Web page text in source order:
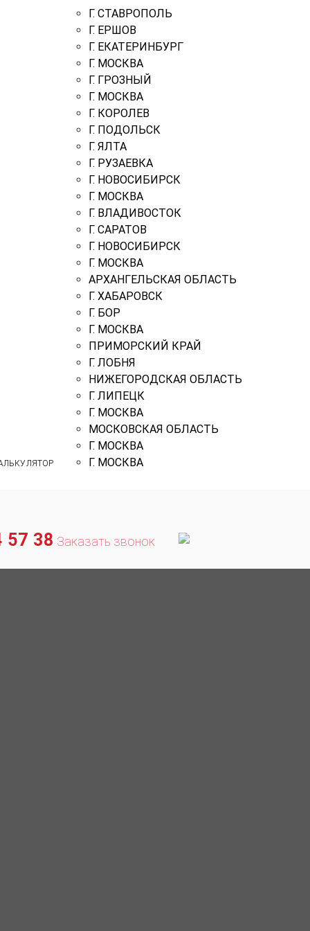
Г. СТАВРОПОЛЬ
Г. ЕРШОВ
Г. ЕКАТЕРИНБУРГ
Г. МОСКВА
Г. ГРОЗНЫЙ
Г. МОСКВА
Г. КОРОЛЕВ
Г. ПОДОЛЬСК
Г. ЯЛТА
Г. РУЗАЕВКА
Г. НОВОСИБИРСК
Г. МОСКВА
Г. ВЛАДИВОСТОК
Г. САРАТОВ
Г. НОВОСИБИРСК
Г. МОСКВА
АРХАНГЕЛЬСКАЯ ОБЛАСТЬ
Г. ХАБАРОВСК
Г. БОР
Г. МОСКВА
ПРИМОРСКИЙ КРАЙ
Г. ЛОБНЯ
НИЖЕГОРОДСКАЯ ОБЛАСТЬ
Г. ЛИПЕЦК
Г. МОСКВА
МОСКОВСКАЯ ОБЛАСТЬ
Г. МОСКВА
Г. МОСКВА
57 38 Заказать звонок